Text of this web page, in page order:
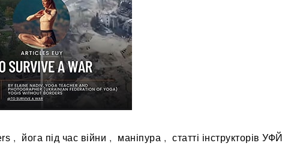
, йога під час війни , маніпура , статті інструкторів УФЙ